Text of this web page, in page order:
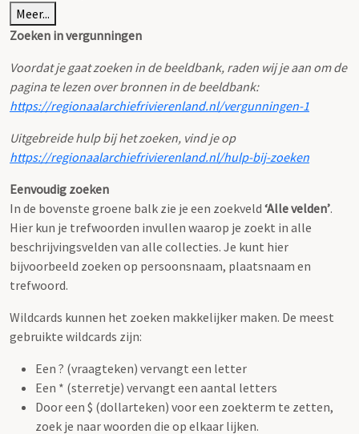
Meer...
Zoeken in vergunningen
Voordat je gaat zoeken in de beeldbank, raden wij je aan om de
pagina te lezen over bronnen in de beeldbank:
https://regionaalarchiefrivierenland.nl/vergunningen-1
Uitgebreide hulp bij het zoeken, vind je op
https://regionaalarchiefrivierenland.nl/hulp-bij-zoeken
Eenvoudig zoeken
In de bovenste groene balk zie je een zoekveld ‘Alle velden’.
Hier kun je trefwoorden invullen waarop je zoekt in alle
beschrijvingsvelden van alle collecties. Je kunt hier
bijvoorbeeld zoeken op persoonsnaam, plaatsnaam en
trefwoord.
Wildcards kunnen het zoeken makkelijker maken. De meest
gebruikte wildcards zijn:
Een ? (vraagteken) vervangt een letter
Een * (sterretje) vervangt een aantal letters
Door een $ (dollarteken) voor een zoekterm te zetten,
zoek je naar woorden die op elkaar lijken.